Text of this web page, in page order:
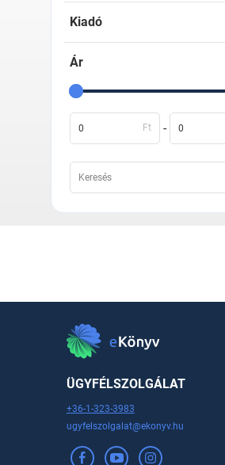
Kiadó
Ár
Ft -
ÜGYFÉLSZOLGÁLAT
+36-1-323-3983
ugyfelszolgalat@ekonyv.hu